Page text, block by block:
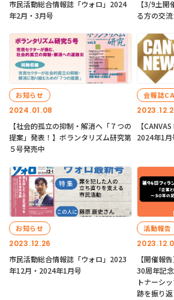
市民活動総合情報誌「ウォロ」2024
年2月・3月号
【3/9土
る方の交
2024.01.08
お知らせ
【社会的孤立の抑制・解消へ「７つの
提案」発表！】ボランタリズム研究第
５号発売中
会報誌
【
2024年1月
2023.12.26
お知らせ
市民活動総合情報誌「ウォロ」2023
年12月・2024年1月号
活動報告
【開催報
30周年記
トナーシ
跡を振り